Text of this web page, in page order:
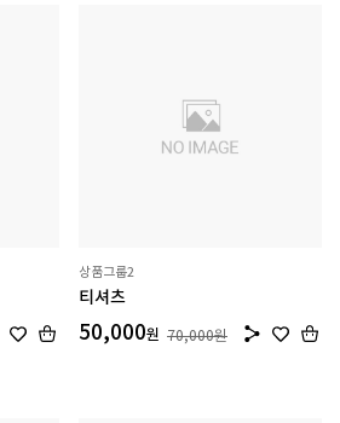
상품그룹2
티셔츠
50,000원 70,000원